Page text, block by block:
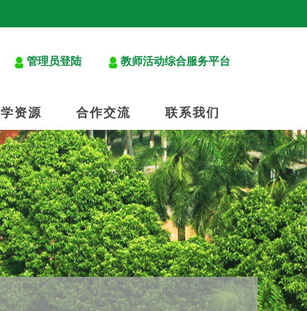
教师活动综合服务平台
管理员登陆
资源 合作交流 联系我们